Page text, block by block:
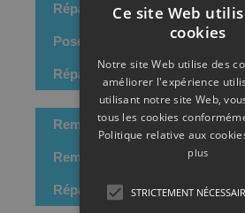
Réparation Double Vitrage
Pose Fenêtre Bobigny
Réparation Simple Vitrage
Remplacement Double
Remplacement Fenetre Bobigny
Réparation Vitrine Bobigny
Ce site Web
cookies
Notre site Web utilise des
améliorer l'expérience
utilisant notre site Web,
tous les cookies
Politique relative aux
plus
STRICTEMENT